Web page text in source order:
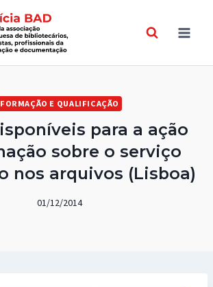
FORMAÇÃO E QUALIFICAÇÃO
para a ação
sobre o serviço
nos arquivos (Lisboa)
01/12/2014